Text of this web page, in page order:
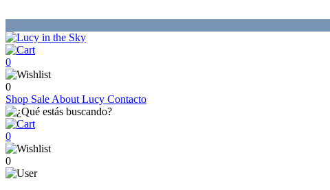
0
0
Shop Sale About Lucy Contacto
0
0